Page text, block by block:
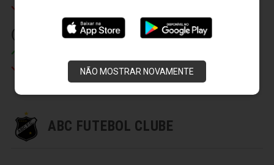
NÃO MOSTRAR NOVAMENTE
(3) 44' (2)
ABC FUTEBOL CLUBE